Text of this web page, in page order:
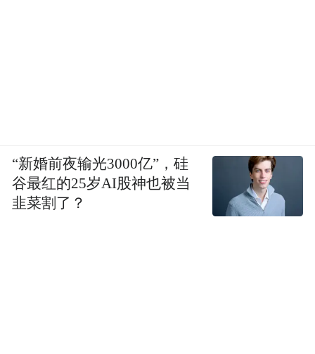
“新婚前夜输光3000亿”，硅
谷最红的25岁AI股神也被当
韭菜割了？